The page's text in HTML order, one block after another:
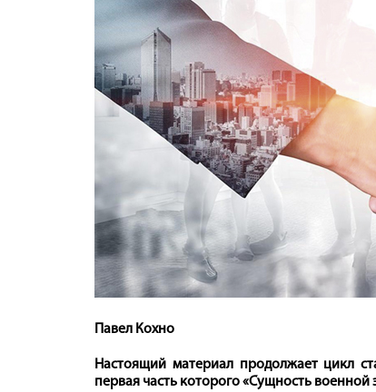
Павел Кохно
Настоящий материал продолжает цикл
первая часть которого «Сущность